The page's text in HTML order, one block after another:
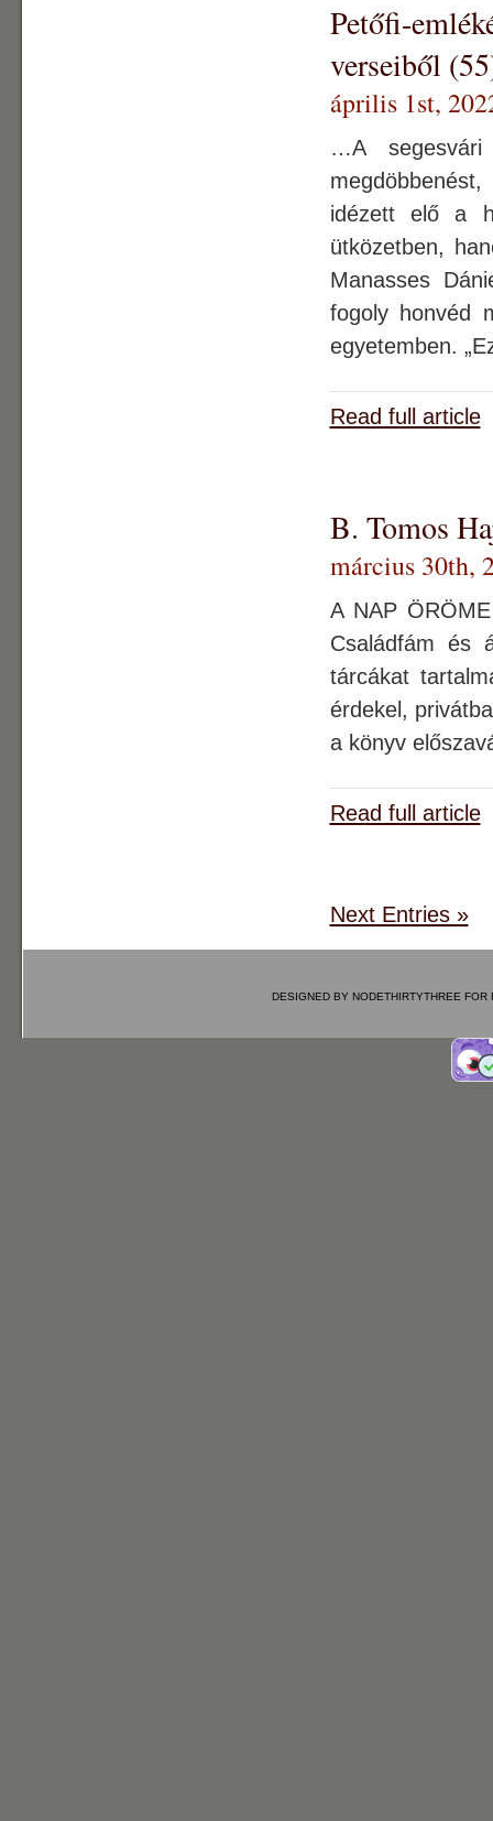
Petőfi-
verseiből
április 1st,
…A
idézett elő a
ütközetben,
Manasses
fogoly honvéd
egyetemben.
Read full article
B. Tomos
március 30th,
A NAP
Családfám és
tárcákat
érdekel,
a könyv
Read full article
Next Entries »
DESIGNED BY NODETHIRTYTHREE FOR